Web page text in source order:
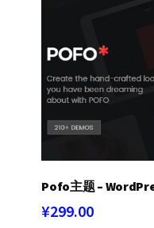
Pofo主题 –
¥299.00